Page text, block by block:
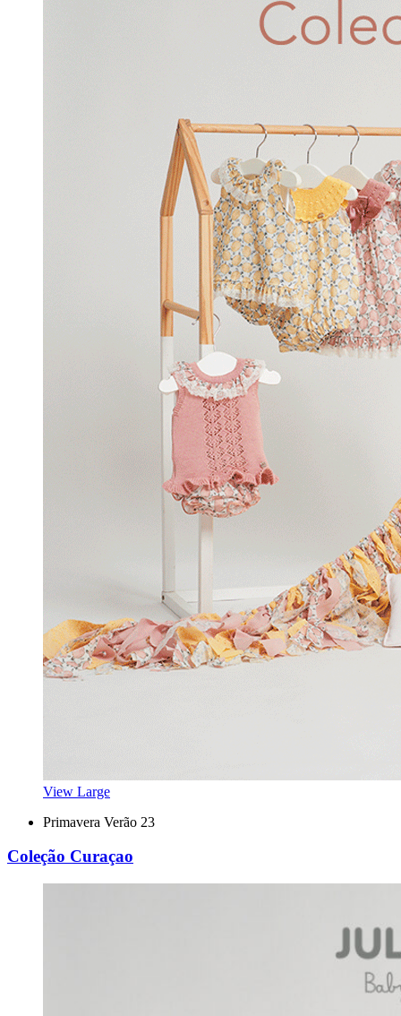
View Large
Primavera Verão 23
Coleção Curaçao